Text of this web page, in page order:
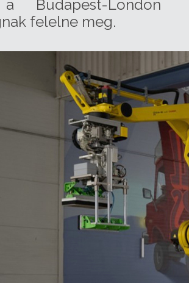
Budapest-London
felelne meg.